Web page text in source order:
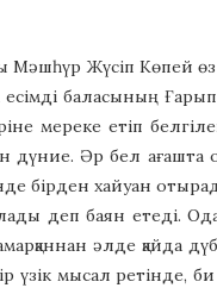
Мәшһүр Жүсіп Көпей
баласының
мереке етіп
Әр бел ағашта
бірден хайуан
деп баян етеді.
әлде қайда
үзік мысал